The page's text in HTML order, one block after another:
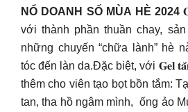
NỔ DOANH SỐ MÙA HÈ 2024
với thành phần thuần chay,
những chuyến “chữa lành” hè
tóc đến làn da.Đặc biệt, với 𝐆𝐞𝐥
thêm cho viên tạo bọt bồn tắm:
tan, tha hồ ngâm mình, ống ảo